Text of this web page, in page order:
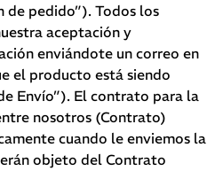
pedido”). Todos los
aceptación y
enviándote un correo en
el producto está siendo
Envío”). El contrato para la
nosotros (Contrato)
cuando le enviemos la
objeto del Contrato